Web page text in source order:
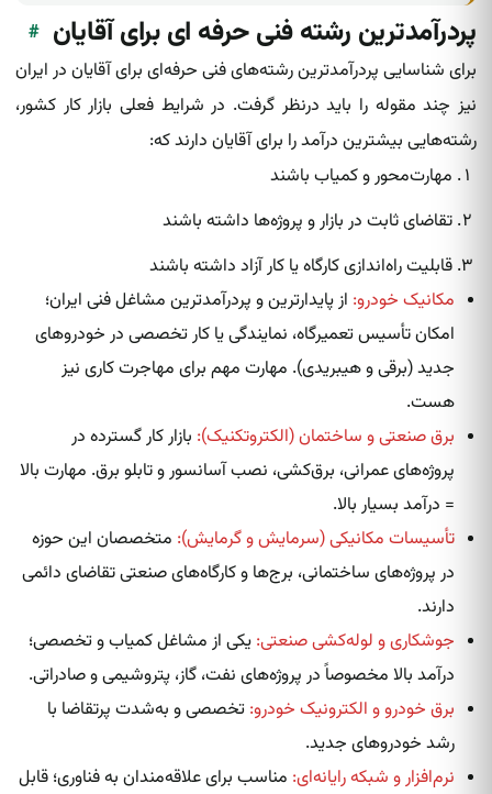
پردرآمدترین رشته فنی حرفه ای برای آقایان #
برای شناسایی پردرآمدترین رشته‌های فنی حرفه‌ای برای آقایان در ایران
نیز چند مقوله را باید درنظر گرفت. در شرایط فعلی بازار کار کشور،
رشته‌هایی بیشترین درآمد را برای آقایان دارند که:
مهارت‌محور و کمیاب باشند
تقاضای ثابت در بازار و پروژه‌ها داشته باشند
قابلیت راه‌اندازی کارگاه یا کار آزاد داشته باشند
مکانیک خودرو: از پایدارترین و پردرآمدترین مشاغل فنی ایران؛
امکان تأسیس تعمیرگاه، نمایندگی یا کار تخصصی در خودروهای
جدید (برقی و هیبریدی). مهارت مهم برای مهاجرت کاری نیز
هست.
برق صنعتی و ساختمان (الکتروتکنیک): بازار کار گسترده در
پروژه‌های عمرانی، برق‌کشی، نصب آسانسور و تابلو برق. مهارت بالا
= درآمد بسیار بالا.
تأسیسات مکانیکی (سرمایش و گرمایش): متخصصان این حوزه
در پروژه‌های ساختمانی، برج‌ها و کارگاه‌های صنعتی تقاضای دائمی
دارند.
جوشکاری و لوله‌کشی صنعتی: یکی از مشاغل کمیاب و تخصصی؛
درآمد بالا مخصوصاً در پروژه‌های نفت، گاز، پتروشیمی و صادراتی.
برق خودرو و الکترونیک خودرو: تخصصی و به‌شدت پرتقاضا با
رشد خودروهای جدید.
نرم‌افزار و شبکه رایانه‌ای: مناسب برای علاقه‌مندان به فناوری؛ قابل